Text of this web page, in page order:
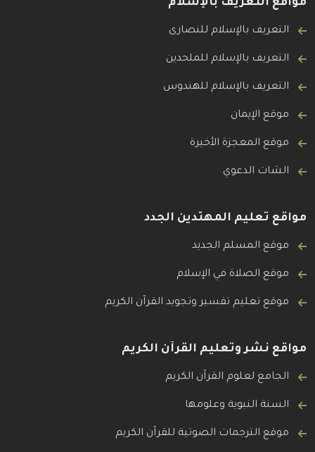
مواقع التعريف بالإسلام
التعريف بالإسلام للنصارى
التعريف بالإسلام للملحدين
التعريف بالإسلام للهندوس
موقع الإيمان
موقع المعجزة الأخيرة
الشات الدعوي
مواقع تعليم المهتدين الجدد
موقع المسلم الجديد
موقع الصلاة في الإسلام
موقع تعليم تفسير وتجويد القرآن الكريم
مواقع نشر وتعليم القرآن الكريم
الجامع لعلوم القرآن الكريم
السنة النبوية وعلومها
موقع الترجمات الصوتية للقرآن الكريم